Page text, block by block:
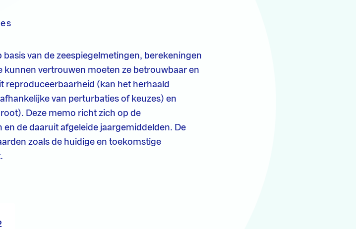
van de zeespiegelmetingen, berekeningen
kunnen vertrouwen moeten ze betrouwbaar en
reproduceerbaarheid (kan het herhaald
van perturbaties of keuzes) en
Deze memo richt zich op de
de daaruit afgeleide jaargemiddelden. De
zoals de huidige en toekomstige